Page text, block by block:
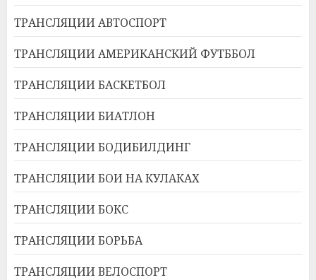
ТРАНСЛЯЦИИ АВТОСПОРТ
ТРАНСЛЯЦИИ АМЕРИКАНСКИЙ ФУТББОЛ
ТРАНСЛЯЦИИ БАСКЕТБОЛ
ТРАНСЛЯЦИИ БИАТЛОН
ТРАНСЛЯЦИИ БОДИБИЛДИНГ
ТРАНСЛЯЦИИ БОИ НА КУЛАКАХ
ТРАНСЛЯЦИИ БОКС
ТРАНСЛЯЦИИ БОРЬБА
ТРАНСЛЯЦИИ ВЕЛОСПОРТ